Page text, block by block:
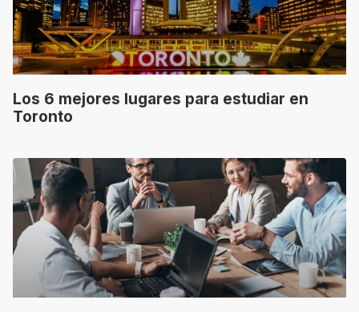
Los 6 mejores lugares para estudiar en
Toronto